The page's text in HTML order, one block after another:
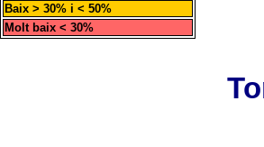
Baix > 30% i < 50%
Molt baix < 30%